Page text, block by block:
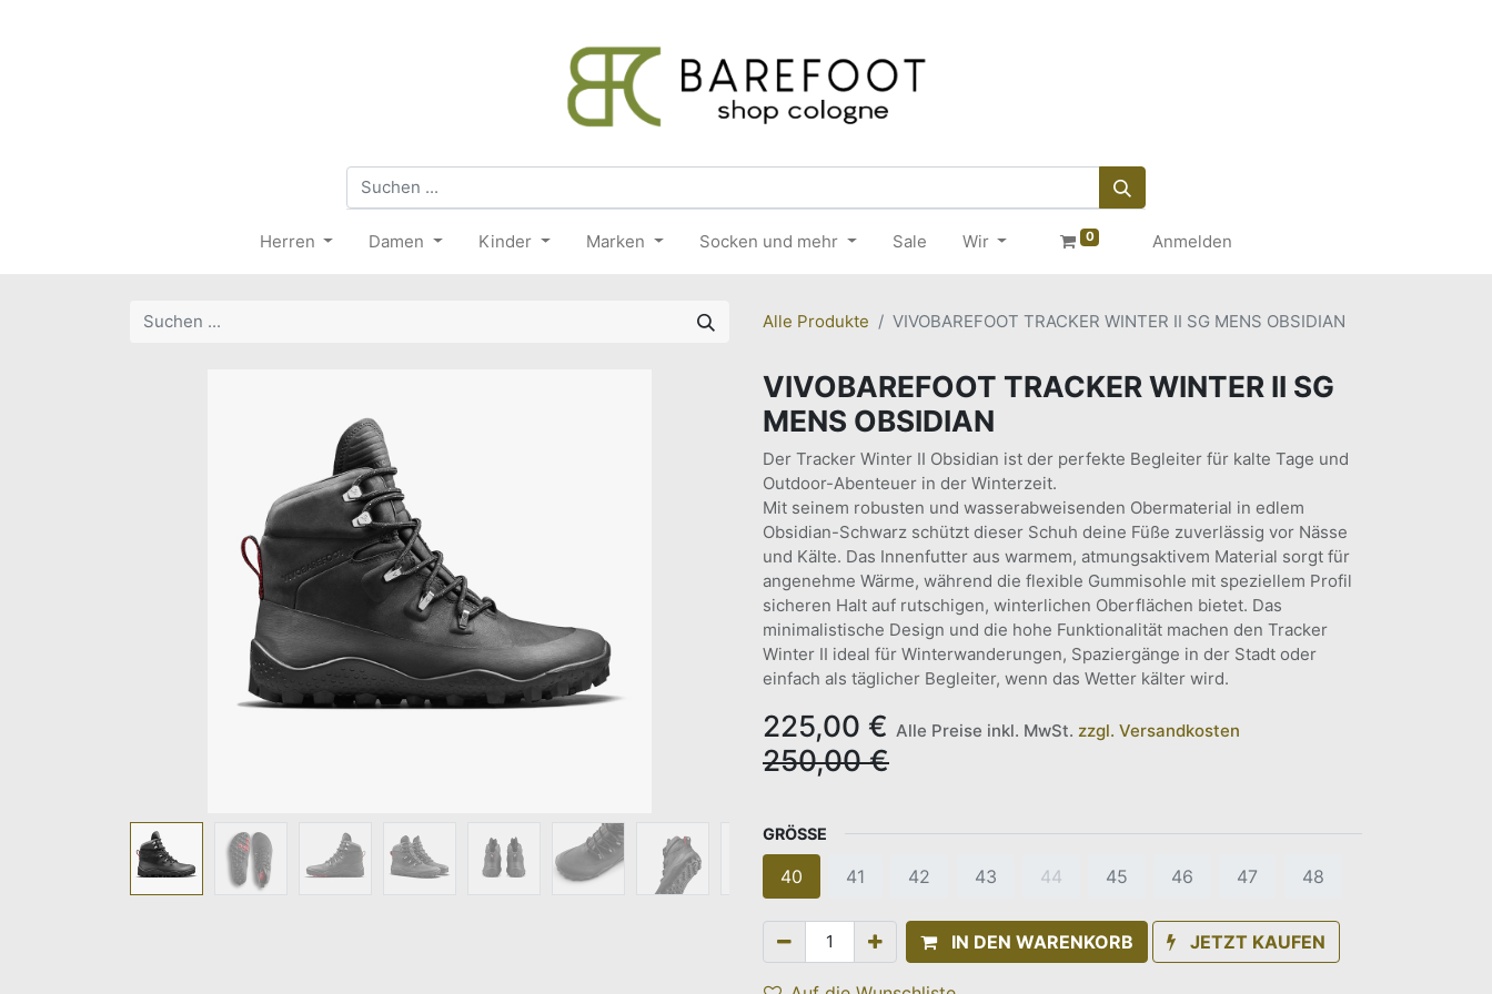
Herren Damen Kinder Marken Socken und mehr Sale Wir 0 Anmelden
Alle Produkte VIVOBAREFOOT TRACKER WINTER II SG MENS OBSIDIAN
VIVOBAREFOOT TRACKER WINTER II SG
MENS OBSIDIAN
Der Tracker Winter II Obsidian ist der perfekte Begleiter für kalte Tage und
Outdoor-Abenteuer in der Winterzeit.
Mit seinem robusten und wasserabweisenden Obermaterial in edlem
Obsidian-Schwarz schützt dieser Schuh deine Füße zuverlässig vor Nässe
und Kälte. Das Innenfutter aus warmem, atmungsaktivem Material sorgt für
angenehme Wärme, während die flexible Gummisohle mit speziellem Profil
sicheren Halt auf rutschigen, winterlichen Oberflächen bietet. Das
minimalistische Design und die hohe Funktionalität machen den Tracker
Winter II ideal für Winterwanderungen, Spaziergänge in der Stadt oder
einfach als täglicher Begleiter, wenn das Wetter kälter wird.
225,00 € Alle Preise inkl. MwSt. zzgl. Versandkosten
250,00€
GRÖSSE
40 41 42 43 44 45 46 47 48
IN DEN WARENKORB JETZT KAUFEN